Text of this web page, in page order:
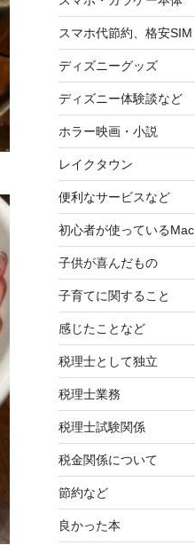
スマホ代節約、格安SIM
ディズニーグッズ
ディズニー体験談など
ホラー映画・小説
レイクタウン
便利なサービスなど
初心者が使っているMac
子供が喜んだもの
子育てに関すること
感じたことなど
税理士として独立
税理士業務
税理士試験関係
税金関係について
節約など
良かった本